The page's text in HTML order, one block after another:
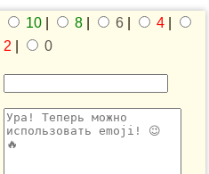
10 8 6 4
2
0